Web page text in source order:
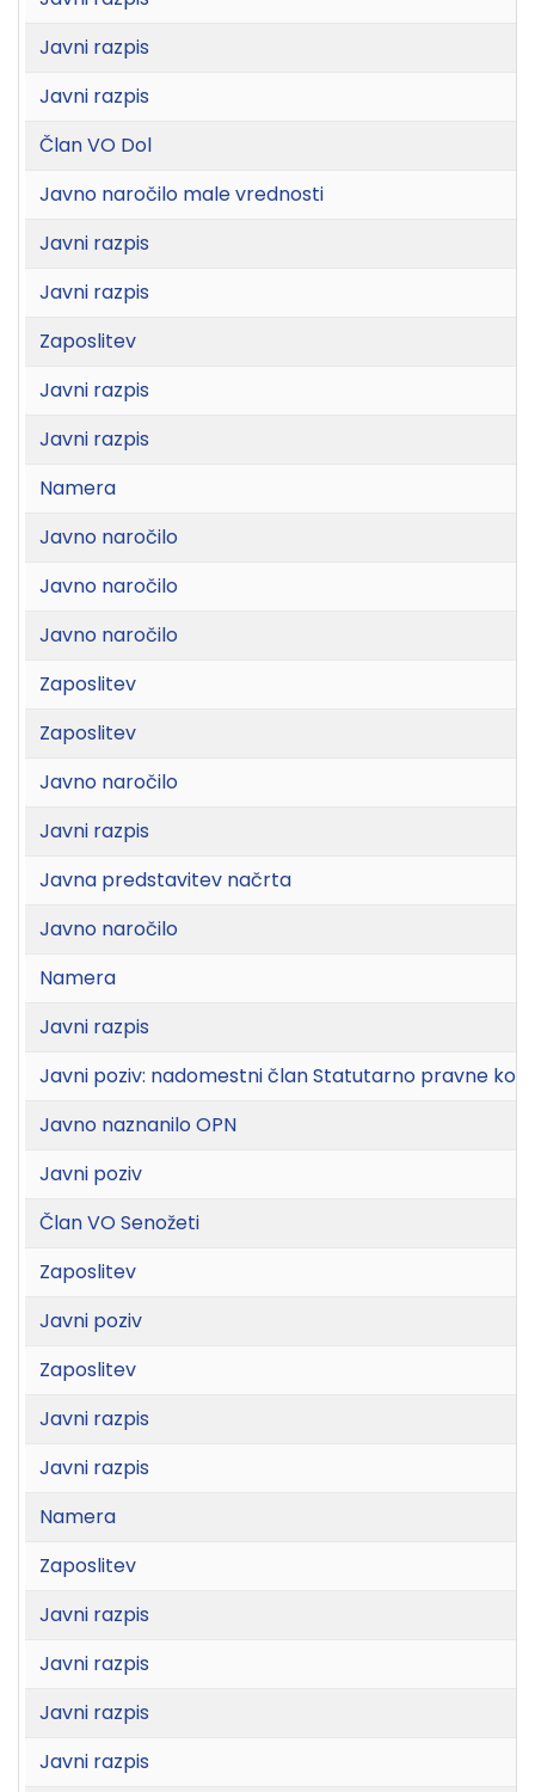
Javni razpis
Javni razpis
Član VO Dol
Javno naročilo male vrednosti
Javni razpis
Javni razpis
Zaposlitev
Javni razpis
Javni razpis
Namera
Javno naročilo
Javno naročilo
Javno naročilo
Zaposlitev
Zaposlitev
Javno naročilo
Javni razpis
Javna predstavitev načrta
Javno naročilo
Namera
Javni razpis
Javni poziv: nadomestni član Statutarno pravne
Javno naznanilo OPN
Javni poziv
Član VO Senožeti
Zaposlitev
Javni poziv
Zaposlitev
Javni razpis
Javni razpis
Namera
Zaposlitev
Javni razpis
Javni razpis
Javni razpis
Javni razpis